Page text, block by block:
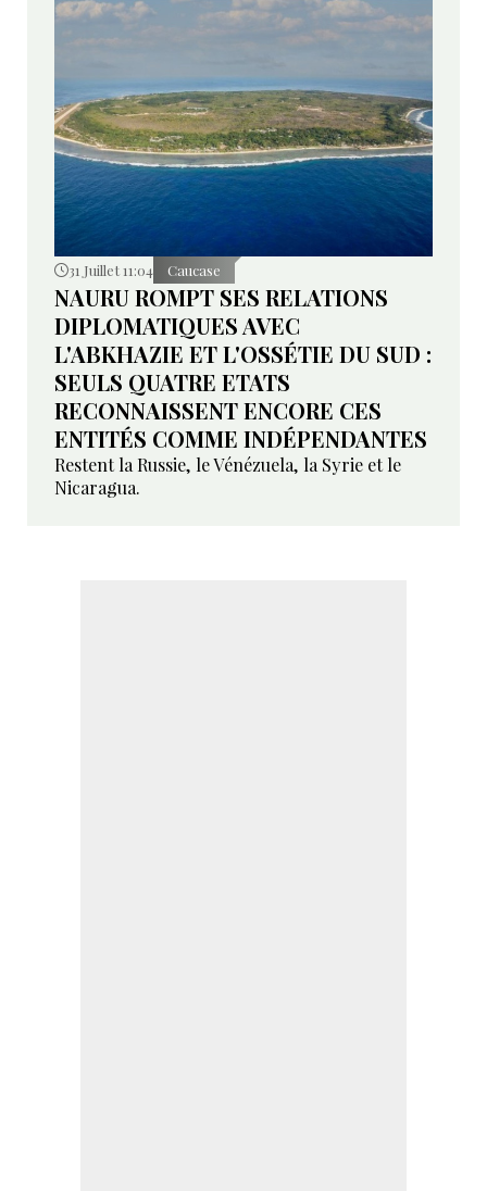
31 Juillet 11:04 Caucase
NAURU ROMPT SES RELATIONS
DIPLOMATIQUES AVEC
L'ABKHAZIE ET L'OSSÉTIE DU SUD :
SEULS QUATRE ETATS
RECONNAISSENT ENCORE CES
ENTITÉS COMME INDÉPENDANTES
Restent la Russie, le Vénézuela, la Syrie et le
Nicaragua.